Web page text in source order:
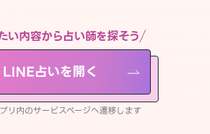
い内容から占い師を探そう
LINE占いを開く
リ内のサービスページへ遷移します